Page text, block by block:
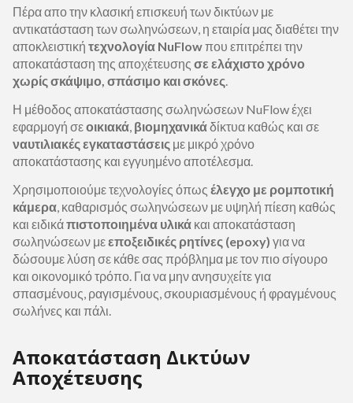
Πέρα απο την κλασική επισκευή των δικτύων με
αντικατάσταση των σωληνώσεων, η εταιρία μας διαθέτει την
αποκλειστική τεχνολογία NuFlowπου επιτρέπει την
αποκατάσταση της αποχέτευσης σε ελάχιστο χρόνο
χωρίς σκάψιμο, σπάσιμο και σκόνες
Η μέθοδος αποκατάστασης σωληνώσεων NuFlow έχει
εφαρμογή σεοικιακά, βιομηχανικάδίκτυα καθώς και σε
ναυτιλιακές εγκαταστάσεις με μικρό χρόνο
αποκατάστασης και εγγυημένο αποτέλεσμα.
Χρησιμοποιούμε τεχνολογίες όπως έλεγχο με ρομποτική
κάμερα, καθαρισμός σωληνώσεων με υψηλή πίεση καθώς
και ειδικάπιστοποιημένα υλικά και αποκατάσταση
σωληνώσεων μεεποξειδικές ρητίνες (epoxy) για να
δώσουμε λύση σε κάθε σας πρόβλημα με τον πιο σίγουρο
και οικονομικό τρόπο. Για να μην ανησυχείτε για
σπασμένους, ραγισμένους, σκουριασμένους ή φραγμένους
σωλήνες και πάλι.
Αποκατάσταση Δικτύων
Αποχέτευσης